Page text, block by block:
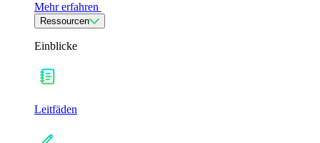
Mehr erfahren
Ressourcen
Einblicke
Leitfäden